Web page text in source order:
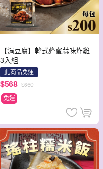
【涓豆腐】韓式蜂蜜蒜味炸雞
3入組
此商品免運
$568 $660
免運